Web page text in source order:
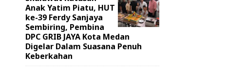
Anak Yatim Piatu, HUT
ke-39 Ferdy Sanjaya
Sembiring, Pembina
DPC GRIB JAYA Kota Medan
Digelar Dalam Suasana Penuh
Keberkahan